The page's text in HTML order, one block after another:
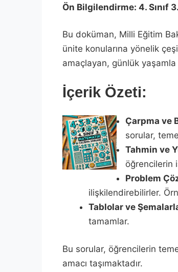
Ön Bilgilendirme: 4. Sınıf
Bu doküman, Milli Eğitim
ünite konularına yönelik
amaçlayan, günlük yaşamla
İçerik Özeti:
Çarpma ve
sorular,
Tahmin ve
öğrencilerin
Problem
ilişkilendirebilirler.
Tablolar ve
tamamlar.
Bu sorular, öğrencilerin
amacı taşımaktadır.